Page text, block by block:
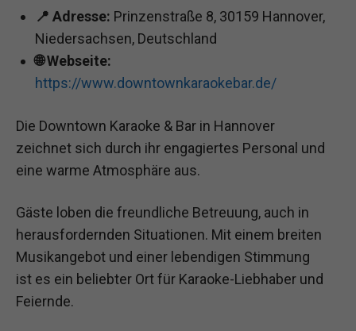
📍 Adresse: Prinzenstraße 8, 30159 Hannover,
Niedersachsen, Deutschland
🌐 Webseite:
https://www.downtownkaraokebar.de/
Die Downtown Karaoke & Bar in Hannover
zeichnet sich durch ihr engagiertes Personal und
eine warme Atmosphäre aus.
Gäste loben die freundliche Betreuung, auch in
herausfordernden Situationen. Mit einem breiten
Musikangebot und einer lebendigen Stimmung
ist es ein beliebter Ort für Karaoke-Liebhaber und
Feiernde.